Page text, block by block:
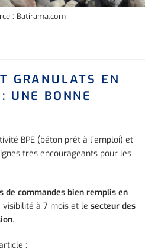
: Batirama.com
GRANULATS EN
UNE BONNE
BPE (béton prêt à l’emploi) et
très encourageants pour les
de commandes bien remplis en
visibilité à 7 mois et lesecteur des
.
: